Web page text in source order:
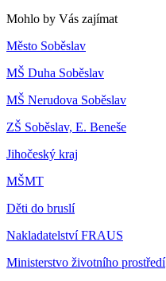
Mohlo by Vás zajímat
Město Soběslav
MŠ Duha Soběslav
MŠ Nerudova Soběslav
ZŠ Soběslav, E. Beneše
Jihočeský kraj
MŠMT
Děti do bruslí
Nakladatelství FRAUS
Ministerstvo životního prostředí